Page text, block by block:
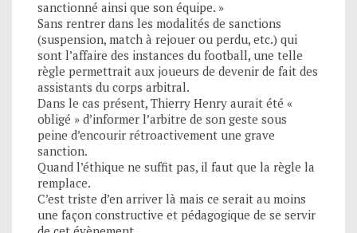
sanctionné ainsi que son équipe. »
Sans rentrer dans les modalités de sanctions
(suspension, match à rejouer ou perdu, etc.) qui
sont l’affaire des instances du football, une telle
règle permettrait aux joueurs de devenir de fait des
assistants du corps arbitral.
Dans le cas présent, Thierry Henry aurait été «
obligé » d’informer l’arbitre de son geste sous
peine d’encourir rétroactivement une grave
sanction.
Quand l’éthique ne suffit pas, il faut que la règle la
remplace.
C’est triste d’en arriver là mais ce serait au moins
une façon constructive et pédagogique de se servir